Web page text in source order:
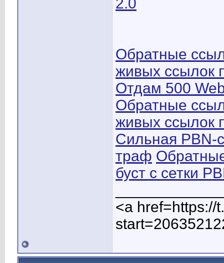
2.0
Обратные
живых ссылок
Отдам 500
Обратные
живых ссылок
Сильная PBN-
траф
буст с сетки
<a href=https://